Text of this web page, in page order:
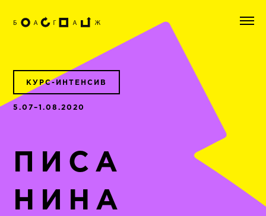
КУРС-ИНТЕНСИВ
5.07–1.08.2020
ПИСА
НИНА